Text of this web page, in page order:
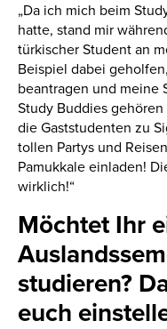
„Da ich mich beim
hatte, stand mir
türkischer Student an
Beispiel dabei
beantragen und meine
Study Buddies
die Gaststudenten zu
tollen Partys und
Pamukkale einladen!
wirklich!“
Möchtet Ihr
studieren?
euch